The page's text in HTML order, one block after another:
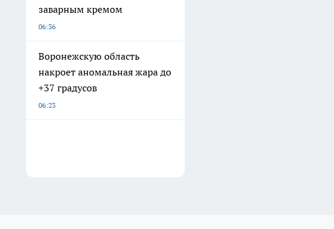
заварным кремом
06:36
Воронежскую область
накроет аномальная жара до
+37 градусов
06:23